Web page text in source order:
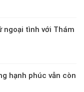
ngoại tình với Thám
hạnh phúc vẫn còn